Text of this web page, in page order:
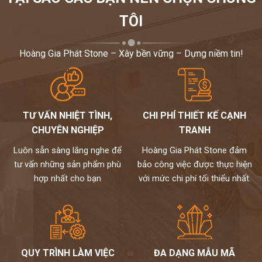
TÔI
Hoàng Gia Phát Stone – Xây bền vững – Dựng niềm tin!
TƯ VẤN NHIỆT TÌNH,
CHUYÊN NGHIỆP
Luôn sẵn sàng lắng nghe để
tư vấn những sản phẩm phù
hợp nhất cho bạn
CHI PHÍ THIẾT KẾ CẠNH
TRANH
Hoàng Gia Phát Stone đảm
bảo công việc được thực hiện
với mức chi phí tối thiểu nhất.
QUY TRÌNH LÀM VIỆC ĐA DẠNG MẪU MÃ